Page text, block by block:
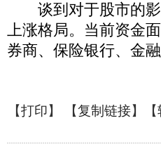
谈到对于股市的影
上涨格局。当前资金
券商、保险银行、金融
【打印】 【复制链接】【